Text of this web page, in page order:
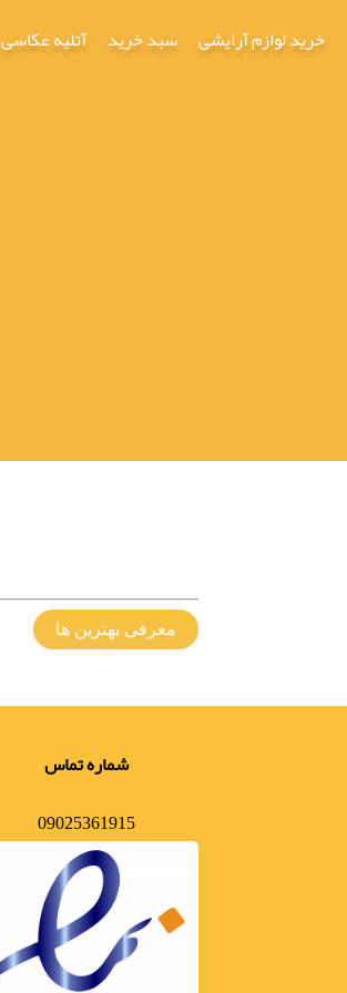
خرید لوازم آرایشی سبد خرید آتلیه عکاسی
معرفی بهترین ها
شماره تماس
09025361915